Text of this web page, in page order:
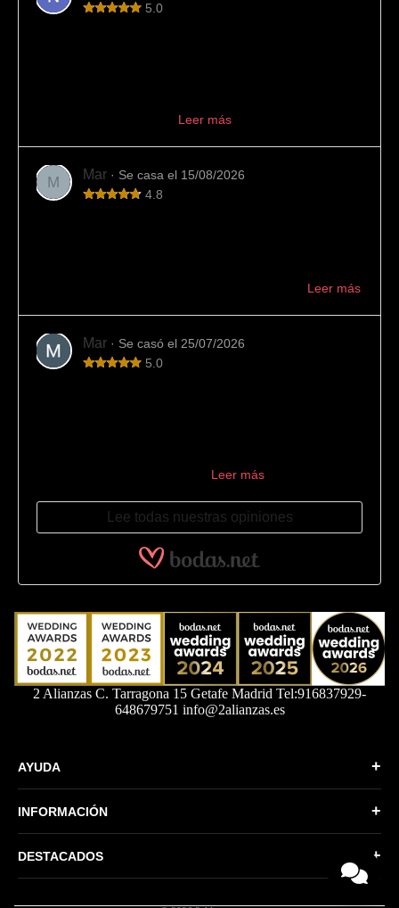
5.0
Leer más
M Mar · Se casa el 15/08/2026
4.8
Leer más
Mar · Se casó el 25/07/2026
5.0
Leer más
Lee todas nuestras opiniones
2 Alianzas C. Tarragona 15 Getafe Madrid Tel:916837929-
648679751 info@2alianzas.es
AYUDA +
INFORMACIÓN +
DESTACADOS +